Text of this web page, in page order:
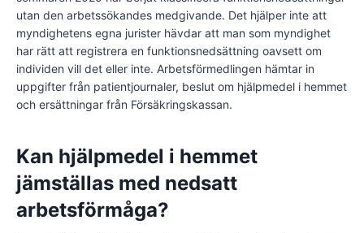
utan den arbetssökandes medgivande. Det hjälper inte att
myndighetens egna jurister hävdar att man som myndighet
har rätt att registrera en funktionsnedsättning oavsett om
individen vill det eller inte. Arbetsförmedlingen hämtar in
uppgifter från patientjournaler, beslut om hjälpmedel i hemmet
och ersättningar från Försäkringskassan.
Kan hjälpmedel i hemmet
jämställas med nedsatt
arbetsförmåga?